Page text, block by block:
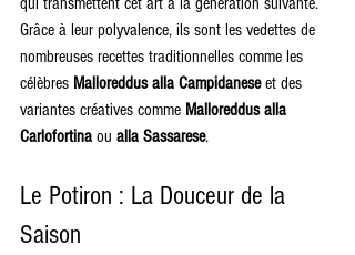
Grâce à leur polyvalence, ils sont les vedettes de
nombreuses recettes traditionnelles comme les
célèbres Malloreddus alla Campidanese et des
variantes créatives comme Malloreddus alla
Carlofortina ou alla Sassarese.
Le Potiron : La Douceur de la
Saison